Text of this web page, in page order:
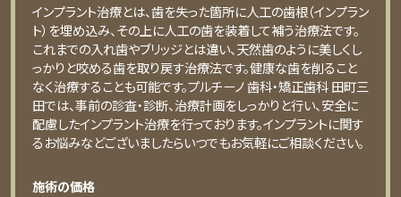
インプラント治療とは、歯を失った箇所に人工の歯根（インプラン
ト）を埋め込み、その上に人工の歯を装着して補う治療法です。
これまでの入れ歯やブリッジとは違い、天然歯のように美しくし
っかりと咬める歯を取り戻す治療法です。健康な歯を削ること
なく治療することも可能です。プルチーノ 歯科・矯正歯科 田町三
田では、事前の診査・診断、治療計画をしっかりと行い、安全に
配慮したインプラント治療を行っております。インプラントに関す
るお悩みなどございましたらいつでもお気軽にご相談ください。
施術の価格